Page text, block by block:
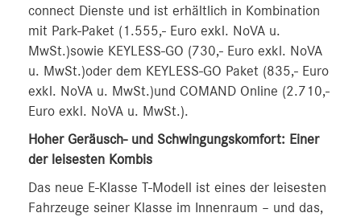
connect Dienste und ist erhältlich in Kombination
mit Park-Paket (1.555,- Euro exkl. NoVA u.
MwSt.)sowie KEYLESS-GO (730,- Euro exkl. NoVA
u. MwSt.)oder dem KEYLESS-GO Paket (835,- Euro
exkl. NoVA u. MwSt.)und COMAND Online (2.710,-
Euro exkl. NoVA u. MwSt.).
Hoher Geräusch- und Schwingungskomfort: Einer
der leisesten Kombis
Das neue E-Klasse T-Modell ist eines der leisesten
Fahrzeuge seiner Klasse im Innenraum – und das,